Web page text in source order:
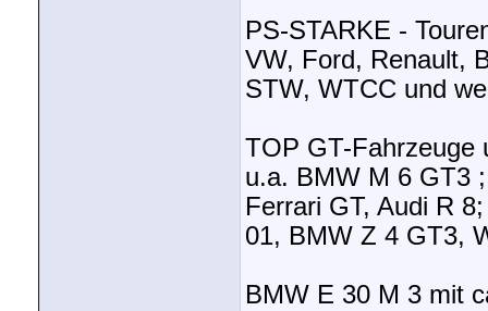
PS-STARKE -
VW, Ford, Renault,
STW, WTCC und
TOP GT-Fahrzeuge
u.a. BMW M 6 GT3
Ferrari GT, Audi R
01, BMW Z 4 GT3,
BMW E 30 M 3 mit